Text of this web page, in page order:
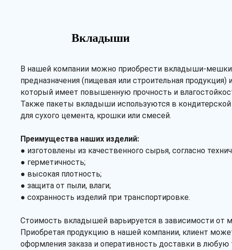
Вкладыши
В нашей компании можно приобрести вкладыши-мешки ,
предназначения (пищевая или строительная
который имеет повышенную прочность и
Также пакеты вкладыши используются в
для сухого цемента, крошки или смесей.
Преимущества наших изделий:
● изготовлены из качественного сырья, согласно
● герметичность;
● высокая плотность;
● защита от пыли, влаги;
● сохранность изделий при транспортировке.
Стоимость вкладышей варьируется в зависимости от
Приобретая продукцию в нашей компании, клиент
оформления заказа и оперативность доставки в